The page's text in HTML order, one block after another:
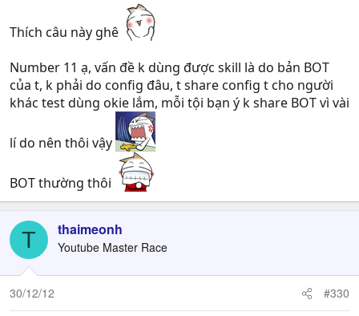
Thích câu này ghê
Number 11 ạ, vấn đề k dùng được skill là do bản BOT
của t, k phải do config đâu, t share config t cho người
khác test dùng okie lắm, mỗi tội bạn ý k share BOT vì vài
lí do nên thôi vậy
BOT thường thôi
T thaimeonh
Youtube Master Race
30/12/12 #330